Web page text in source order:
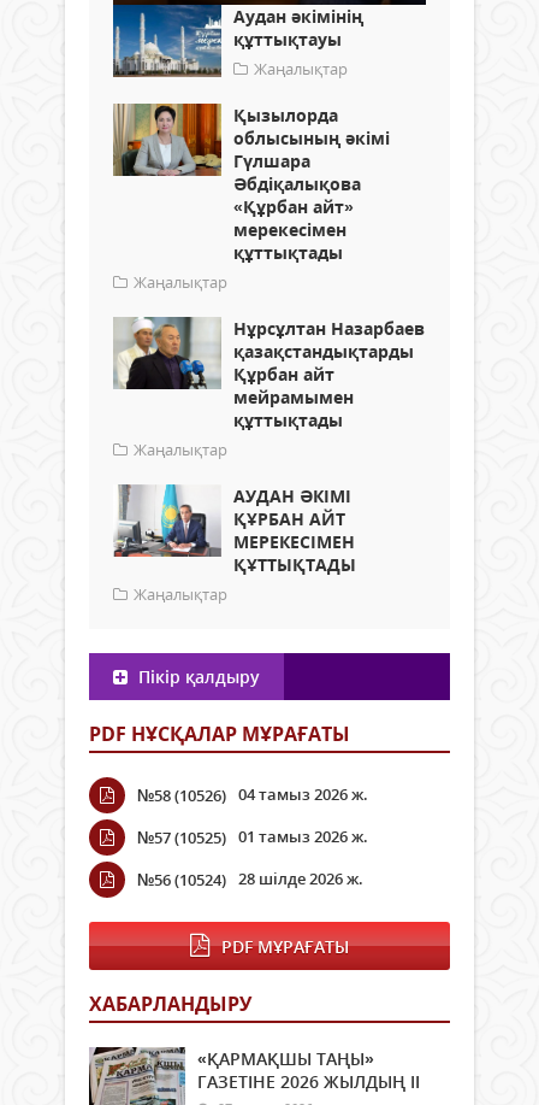
Аудан әкімінің
құттықтауы
Жаңалықтар
Қызылорда
облысының әкімі
Гүлшара
Әбдіқалықова
«Құрбан айт»
мерекесімен
құттықтады
Жаңалықтар
Нұрсұлтан Назарбаев
қазақстандықтарды
Құрбан айт
мейрамымен
құттықтады
Жаңалықтар
АУДАН ӘКІМІ
ҚҰРБАН АЙТ
МЕРЕКЕСІМЕН
ҚҰТТЫҚТАДЫ
Жаңалықтар
Пікір қалдыру
PDF НҰСҚАЛАР МҰРАҒАТЫ
№58 (10526) 04 тамыз 2026 ж.
№57 (10525) 01 тамыз 2026 ж.
№56 (10524) 28 шілде 2026 ж.
PDF МҰРАҒАТЫ
ХАБАРЛАНДЫРУ
«ҚАРМАҚШЫ ТАҢЫ»
ГАЗЕТІНЕ 2026 ЖЫЛДЫҢ ІI